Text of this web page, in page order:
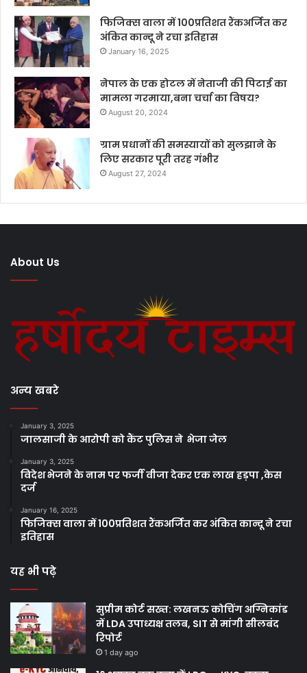
फिजिक्स वाला में 100प्रतिशत रैंकअर्जित कर
अंकित कान्दू ने रचा इतिहास
January 16, 2025
नेपाल के एक होटल में नेताजी की पिटाई का
मामला गरमाया,बना चर्चा का विषय?
August 20, 2024
ग्राम प्रधानों की समस्यायों को सुलझाने के
लिए सरकार पूरी तरह गंभीर
August 27, 2024
About Us
अन्य खबरे
January 3, 2025
जालसाजी के आरोपी को कैंट पुलिस ने भेजा जेल
January 3, 2025
विदेश भेजने के नाम पर फर्जी वीजा देकर एक लाख हड़पा ,केस
दर्ज
January 16, 2025
फिजिक्स वाला में 100प्रतिशत रैंकअर्जित कर अंकित कान्दू ने रचा
इतिहास
यह भी पढ़े
सुप्रीम कोर्ट सख्त: लखनऊ कोचिंग अग्निकांड
में LDA उपाध्यक्ष तलब, SIT से मांगी सीलबंद
रिपोर्ट
1 day ago